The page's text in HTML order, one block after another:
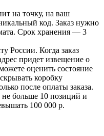
на точку, на ваш
код. Заказ нужно
Срок хранения — 3
России. Когда заказ
придет извещение о
оценить состояние
коробку
после оплаты заказа.
больше 10 позиций и
100 000 р.